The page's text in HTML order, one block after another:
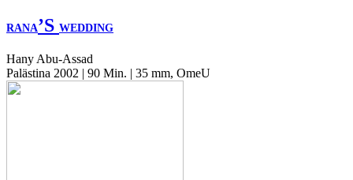
RANA’S WEDDING
Hany Abu-Assad
Palästina 2002 | 90 Min. | 35 mm, OmeU